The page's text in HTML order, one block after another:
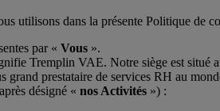
utilisons dans la présente Politique de
par « Vous ».
Tremplin VAE. Notre siège est
prestataire de services RH au
désigné « nos Activités ») :